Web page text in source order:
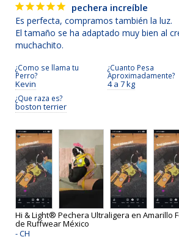
pechera increíble
Es perfecta, compramos también la luz.
El tamaño se ha adaptado muy bien al
muchachito.
¿Como se llama tu
Perro?
Kevin
¿Cuanto Pesa
Aproximadamente?
4 a 7 kg
¿Que raza es?
boston terrier
Hi & Light® Pechera Ultraligera en Amarillo
de Ruffwear México
CH